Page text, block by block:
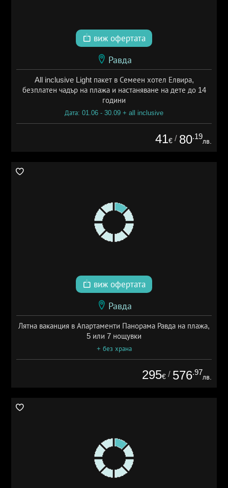
виж офертата
Равда
All inclusive Light пакет в Семеен хотел Елвира,
безплатен чадър на плажа и настаняване на дете до 14
години
Дата: 01.06 - 30.09 + all inclusive
41€ / 80.19
лв.
виж офертата
Равда
Лятна ваканция в Апартаменти Панорама Равда на плажа,
5 или 7 нощувки
+ без храна
295€ / 576.97
лв.